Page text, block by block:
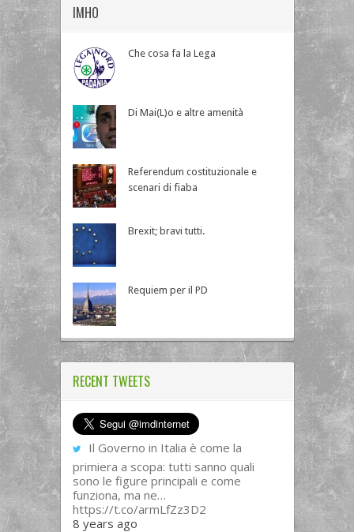
IMHO
Che cosa fa la Lega
Di Mai(L)o e altre amenità
Referendum costituzionale e
scenari di fiaba
Brexit; bravi tutti.
Requiem per il PD
RECENT TWEETS
Il Governo in Italia è come la
primiera a scopa: tutti sanno quali
sono le figure principali e come
funziona, ma ne…
https://t.co/armLfZz3D2
8 years ago